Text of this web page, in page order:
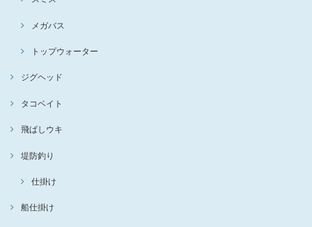
メガバス
トップウォーター
ジグヘッド
タコベイト
飛ばしウキ
堤防釣り
仕掛け
船仕掛け